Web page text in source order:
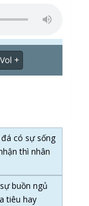
Vol +
có sự sống
thì nhân
buồn ngủ
tiêu hay